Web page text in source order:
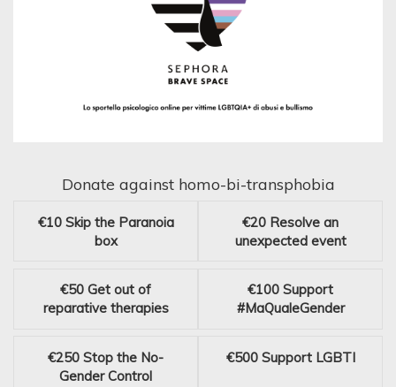
Donate against homo-bi-transphobia
€10 Skip the Paranoia
box
€20 Resolve an
unexpected event
€50 Get out of
reparative therapies
€100 Support
#MaQualeGender
€250 Stop the No-
Gender Control
€500 Support LGBTI